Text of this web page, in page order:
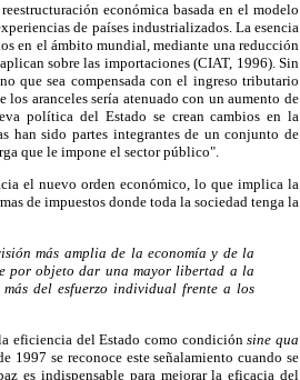
económica basada en el modelo
de países industrializados. La esencia
en el ámbito mundial, mediante una reducción
sobre las importaciones (CIAT, 1996). Sin
que sea compensada con el ingreso tributario
aranceles sería atenuado con un aumento de
política del Estado se crean cambios en la
han sido partes integrantes de un conjunto de
que le impone el sector público".
el nuevo orden económico, lo que implica la
de impuestos donde toda la sociedad tenga la
más amplia de la economía y de la
por objeto dar una mayor libertad a la
del esfuerzo individual frente a los
eficiencia del Estado como condiciónsine qua
se reconoce este señalamiento cuando se
es indispensable para mejorar la eficacia del